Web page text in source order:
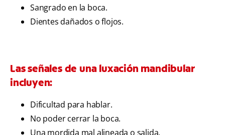
Sangrado en la boca.
Dientes dañados o flojos.
Las señales de una luxación mandibular
incluyen:
Dificultad para hablar.
No poder cerrar la boca.
Una mordida mal alineada o salida.